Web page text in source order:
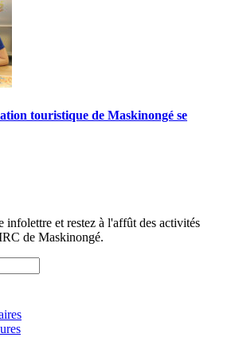
touristique de Maskinongé se
infolettre et restez à l'affût des activités
de Maskinongé.